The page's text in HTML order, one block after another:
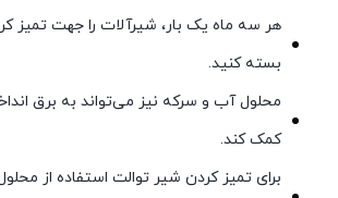
هر سه ماه یک بار، شیرآلات را جهت تمیز
بسته کنید.
محلول آب و سرکه نیز می‌تواند به برق
کمک کند.
برای تمیز کردن شیر توالت استفاده از